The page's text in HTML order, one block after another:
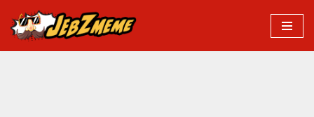
Przejdź
do